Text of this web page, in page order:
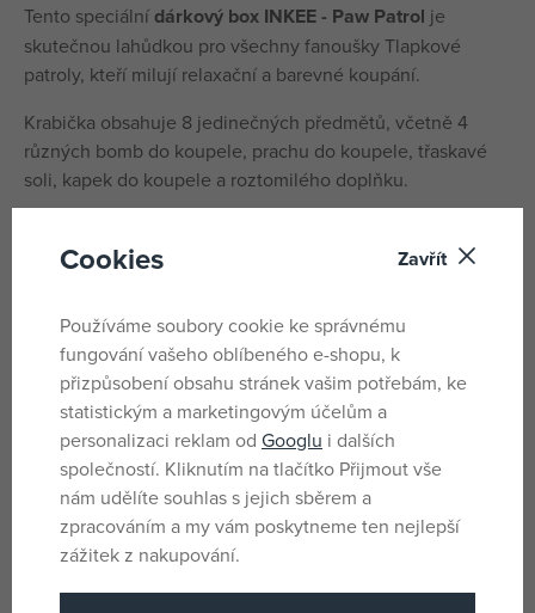
Tento speciálnídárkový box INKEE - Paw Patrol je
skutečnou lahůdkou pro všechny fanoušky Tlapkové
patroly, kteří milují relaxační a barevné koupání.
Krabička obsahuje 8 jedinečných předmětů, včetně 4
různých bomb do koupele, prachu do koupele, třaskavé
soli, kapek do koupele a roztomilého doplňku.
efektů, včetně plovoucích koupelových bomb, bublajících
praskající soli. Přiložená houbová korunka poskytuje další
zábavu při koupání.
Tato krabička obsahuje přípravky, které nabízejí nejen
pestrou paletu barev, ale jsou také obohaceny jojobovým
olejem, který udržuje pokožku jemnou a vláčnou. Každý
přípravek byl pečlivě vyvinut tak, aby poskytoval
jedinečný zážitek z koupele.
Cookies Zavřít
Používáme soubory cookie ke správnému
fungování vašeho oblíbeného e-shopu, k
přizpůsobení obsahu stránek vašim potřebám, ke
statistickým a marketingovým účelům a
personalizaci reklam od Googlu i dalších
společností. Kliknutím na tlačítko Přijmout vše
nám udělíte souhlas s jejich sběrem a
zpracováním a my vám poskytneme ten nejlepší
zážitek z nakupování.